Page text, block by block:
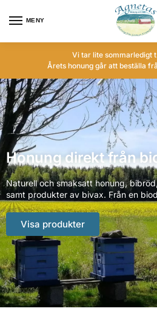
MENY
Vi tar lite sommarledigt
Årets honung går att beställa
Honung direkt från
Naturell och smaksatt honung,
samt produkter av bivax. Från en
Visa produkter